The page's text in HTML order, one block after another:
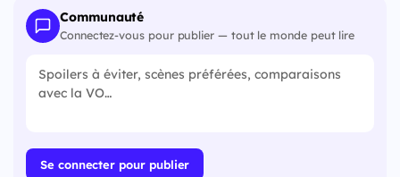
Communauté
Connectez-vous pour publier — tout le monde peut lire
Se connecter pour publier